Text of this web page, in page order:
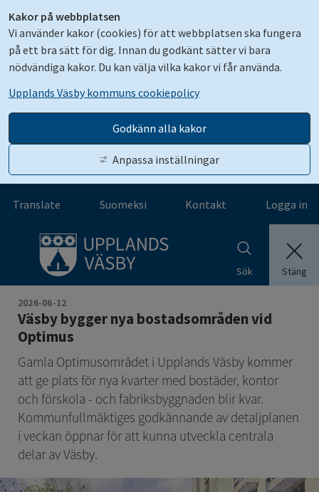
Kakor på webbplatsen
Vi använder kakor (cookies) för att webbplatsen ska fungera
på ett bra sätt för dig. Innan du godkänt sätter vi bara
nödvändiga kakor. Du kan välja vilka kakor vi får använda.
Upplands Väsby kommuns cookiepolicy
Godkänn alla kakor
Anpassa inställningar
Gå till innehåll
Translate Suomeksi Kontakt Logga in
Sök Stäng
2026-06-12
Väsby bygger nya bostadsområden vid
Optimus
Gamla Optimusområdet i Upplands Väsby kommer
att ge plats för nya kvarter med bostäder, kontor
och förskola - och fabriksbyggnaden blir kvar.
Kommunfullmäktiges godkännande av detaljplanen
i veckan öppnar för att kunna utveckla centrala
delar av Väsby.